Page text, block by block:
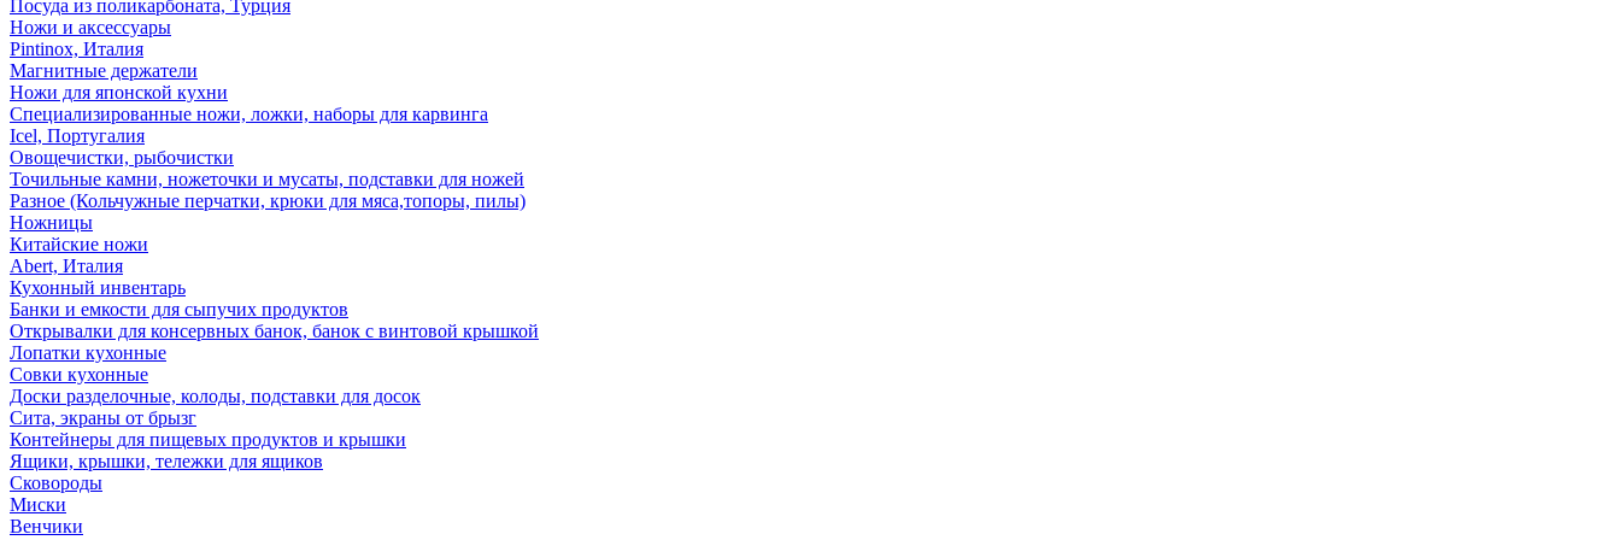
Посуда из поликарбоната, Турция
Ножи и аксессуары
Pintinox, Италия
Магнитные держатели
Ножи для японской кухни
Специализированные ножи, ложки, наборы для карвинга
Icel, Португалия
Овощечистки, рыбочистки
Точильные камни, ножеточки и мусаты, подставки для ножей
Разное (Кольчужные перчатки, крюки для мяса,топоры, пилы)
Ножницы
Китайские ножи
Abert, Италия
Кухонный инвентарь
Банки и емкости для сыпучих продуктов
Открывалки для консервных банок, банок с винтовой крышкой
Лопатки кухонные
Совки кухонные
Доски разделочные, колоды, подставки для досок
Сита, экраны от брызг
Контейнеры для пищевых продуктов и крышки
Ящики, крышки, тележки для ящиков
Сковороды
Миски
Венчики